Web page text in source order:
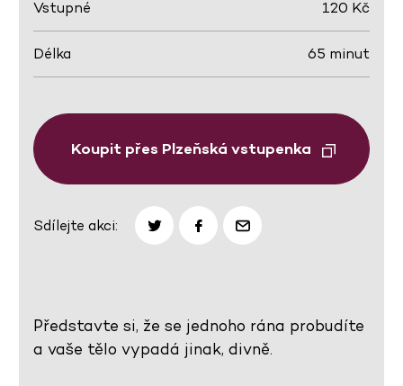
Vstupné 120 Kč
Délka 65 minut
Koupit přes Plzeňská vstupenka
Sdílejte akci:
Představte si, že se jednoho rána probudíte
a vaše tělo vypadá jinak, divně.